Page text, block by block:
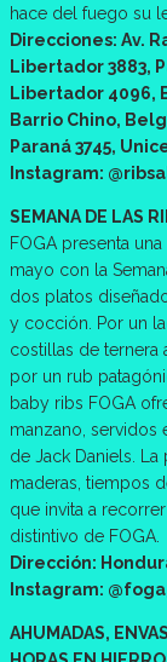
hace del fuego su
Direcciones: Av.
Libertador 3883,
Libertador 4096,
Barrio Chino,
Paraná 3745,
Instagram:
SEMANA DE LAS
FOGA presenta
mayo con la
dos platos
y cocción. Por un
costillas de ternera
por un rub
baby ribs FOGA
manzano, servidos
de Jack Daniels.
maderas, tiempos
que invita a
distintivo de FOGA.
Dirección:
Instagram:
AHUMADAS,